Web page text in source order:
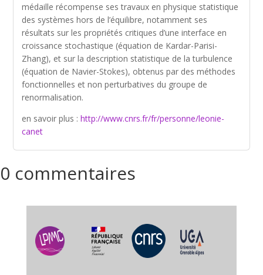
médaille récompense ses travaux en physique statistique
des systèmes hors de l’équilibre, notamment ses
résultats sur les propriétés critiques d’une interface en
croissance stochastique (équation de Kardar-Parisi-
Zhang), et sur la description statistique de la turbulence
(équation de Navier-Stokes), obtenus par des méthodes
fonctionnelles et non perturbatives du groupe de
renormalisation.
en savoir plus :http://www.cnrs.fr/fr/personne/leonie-
canet
0 commentaires